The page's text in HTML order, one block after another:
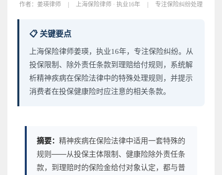
作者： 姜瑛律师 | 上海保险律师 · 执业16年 | 专注保险纠纷处理
📋 关键要点
上海保险律师姜瑛，执业16年，专注保险纠纷。从
投保限制、除外责任条款到理赔给付规则，系统解
析精神疾病在保险法律中的特殊处理规则，并提示
消费者在投保健康险时应注意的相关条款。
摘要： 精神疾病在保险法律中适用一套特殊的
规则——从投保主体限制、健康险除外责任条
款，到理赔时的保险金给付对象认定，都与普